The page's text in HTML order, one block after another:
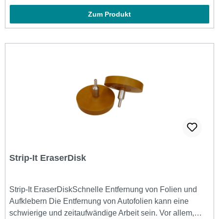
Zum Produkt
Strip-It EraserDisk
Strip-It EraserDiskSchnelle Entfernung von Folien und
Aufklebern Die Entfernung von Autofolien kann eine
schwierige und zeitaufwändige Arbeit sein. Vor allem,